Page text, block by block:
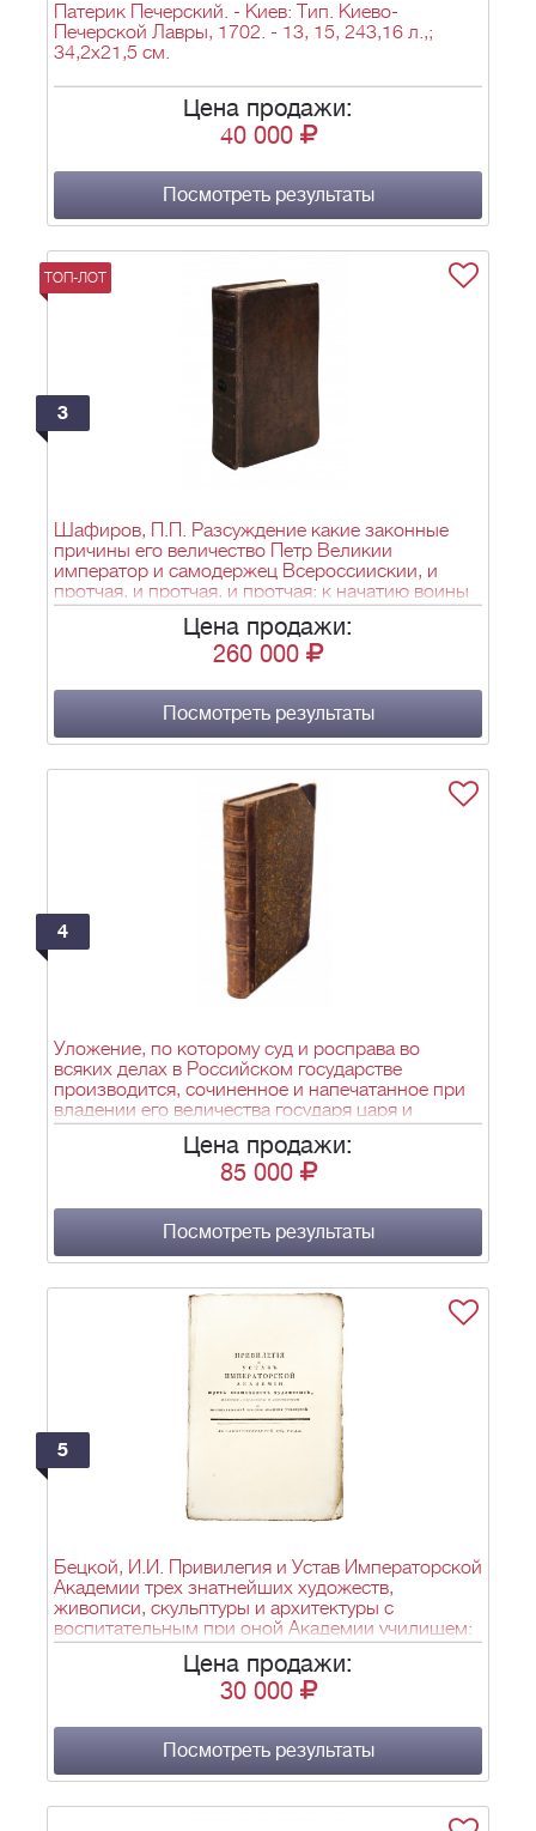
Патерик Печерский. - Киев: Тип. Киево-
Печерской Лавры, 1702. - 13, 15, 243,16 л.,;
34,2х21,5 см.
Цена продажи:
40 000
Посмотреть результаты
ТОП-ЛОТ
3
Шафиров, П.П. Разсуждение какие законные
причины его величество Петр Великии
император и самодержец Всероссиискии, и
протчая, и протчая, и протчая; к начатию воины
против короля Карола 12, шведского 1700 году
имел...- СПб., 1722. - [2], 38, 380 с.; 16х10,5 см.
Цена продажи:
260 000
Посмотреть результаты
4
Уложение, по которому суд и росправа во
всяких делах в Российском государстве
производится, сочиненное и напечатанное при
владении его величества государя царя и
великого князя Алексея Михайловича всея
России самодержца в лето от сотворения мира
7156.- 3-е тисн. - СПб.: Имп. Академия наук,
25,8х18,8 см. - 600 экз.
Цена продажи:
85 000
Посмотреть результаты
5
Бецкой, И.И. Привилегия и Устав Императорской
Академии трех знатнейших художеств,
живописи, скульптуры и архитектуры с
воспитательным при оной Академии училищем:
[Дана в Санктпетербурге ноября 4 дня 1764
года].- СПб.: Печ. при Сенате, ноября 11 дня
1764. - [2], 22 с.; 35х22 см.
Цена продажи:
30 000
Посмотреть результаты